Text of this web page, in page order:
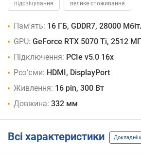
підсвічування велике споживання
Пам'ять: 16 ГБ, GDDR7, 28000
GPU: GeForce RTX 5070 Ti, 2512
Підключення: PCIe v5.0 16x
Роз'єми: HDMI, DisplayPort
Живлення: 16 pin, 300 Вт
Довжина: 332 мм
Всі характеристики